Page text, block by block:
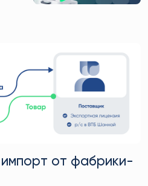
от фабрики-